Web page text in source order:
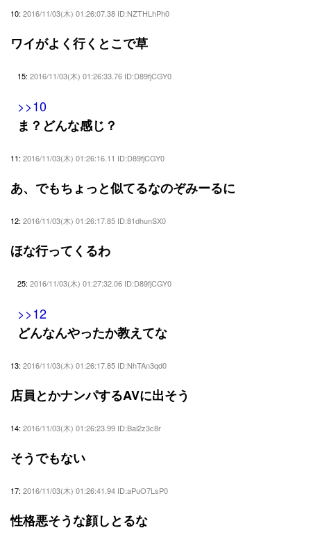
10: 2016/11/03(木) 01:26:07.38 ID:NZTHLhPh0
ワイがよく行くとこで草
15: 2016/11/03(木) 01:26:33.76 ID:D89fjCGY0
>>10
ま？どんな感じ？
11: 2016/11/03(木) 01:26:16.11 ID:D89fjCGY0
あ、でもちょっと似てるなのぞみーるに
12: 2016/11/03(木) 01:26:17.85 ID:81dhunSX0
ほな行ってくるわ
25: 2016/11/03(木) 01:27:32.06 ID:D89fjCGY0
>>12
どんなんやったか教えてな
13: 2016/11/03(木) 01:26:17.85 ID:NhTAn3qd0
店員とかナンパするAVに出そう
14: 2016/11/03(木) 01:26:23.99 ID:Bai2z3c8r
そうでもない
17: 2016/11/03(木) 01:26:41.94 ID:aPuO7LsP0
性格悪そうな顔しとるな